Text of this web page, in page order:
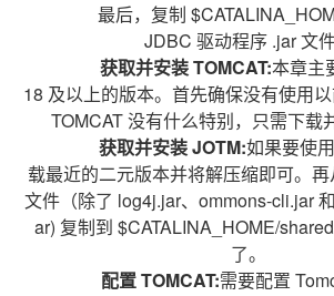
最后，复制
JDBC 驱动程序 .jar 文件
获取并安装 TOMCAT:本章主
18 及以上的版本。首先确保没有使用
TOMCAT 没有什么特别，只需下载
获取并安装 JOTM:如果要使
载最近的二元版本并将解压缩即可。
文件（除了 log4j.jar、ommons-cli.jar
ar) 复制到 $CATALINA_HOME/
了。
配置 TOMCAT:需要配置